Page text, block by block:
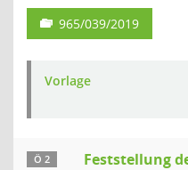
965/039/2019
Vorlage
Ö 2
Feststellung